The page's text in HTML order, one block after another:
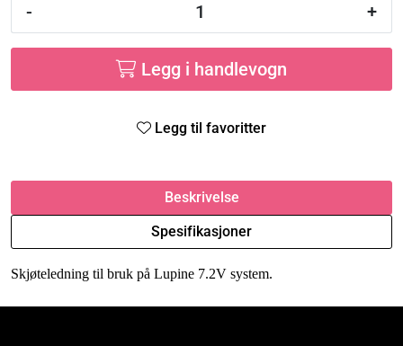
- +
Legg i handlevogn
Legg til favoritter
Beskrivelse
Spesifikasjoner
Skjøteledning til bruk på Lupine 7.2V system.